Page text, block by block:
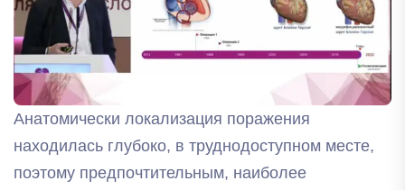
Анатомически локализация поражения
находилась глубоко, в труднодоступном месте,
поэтому предпочтительным, наиболее